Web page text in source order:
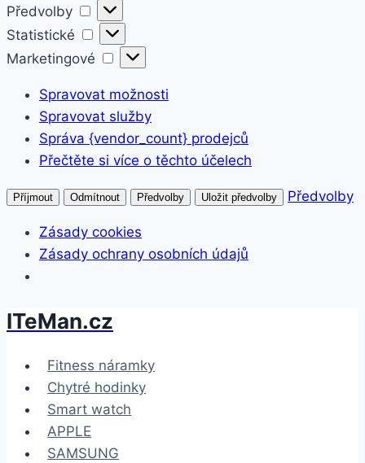
Předvolby
Předvolby
Statistické
Statistické
Marketingové
Marketingové
Spravovat možnosti
Spravovat služby
Správa {vendor_count} prodejců
Přečtěte si více o těchto účelech
Příjmout Odmítnout Předvolby Uložit předvolby Předvolby
Zásady cookies
Zásady ochrany osobních údajů
Přeskočit
obsah
ITeMan.cz
Fitness náramky
Chytré hodinky
Smart watch
APPLE
SAMSUNG